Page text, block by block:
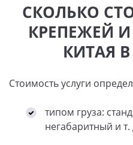
СКОЛЬКО
КРЕПЕЖЕЙ
КИТАЯ
Стоимость услуги
типом груза:
негабаритный и т.